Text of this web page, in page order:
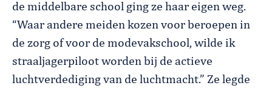
de middelbare school ging ze haar eigen weg.
“Waar andere meiden kozen voor beroepen in
de zorg of voor de modevakschool, wilde ik
straaljagerpiloot worden bij de actieve
luchtverdediging van de luchtmacht.” Ze legde